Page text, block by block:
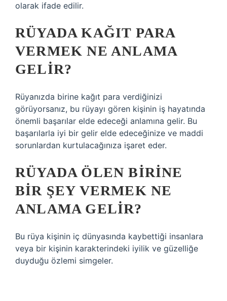
olarak ifade edilir.
RÜYADA KAĞIT PARA
VERMEK NE ANLAMA
GELIR?
Rüyanızda birine kağıt para verdiğinizi
görüyorsanız, bu rüyayı gören kişinin iş hayatında
önemli başarılar elde edeceği anlamına gelir. Bu
başarılarla iyi bir gelir elde edeceğinize ve maddi
sorunlardan kurtulacağınıza işaret eder.
RÜYADA ÖLEN BIRINE
BIR ŞEY VERMEK NE
ANLAMA GELIR?
Bu rüya kişinin iç dünyasında kaybettiği insanlara
veya bir kişinin karakterindeki iyilik ve güzelliğe
duyduğu özlemi simgeler.